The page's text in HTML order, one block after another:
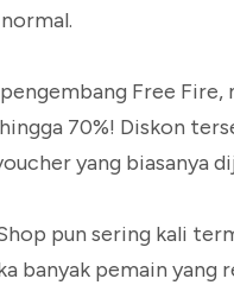
Free
70%! Diskon
yang biasanya
pun sering kali
banyak pemain yang